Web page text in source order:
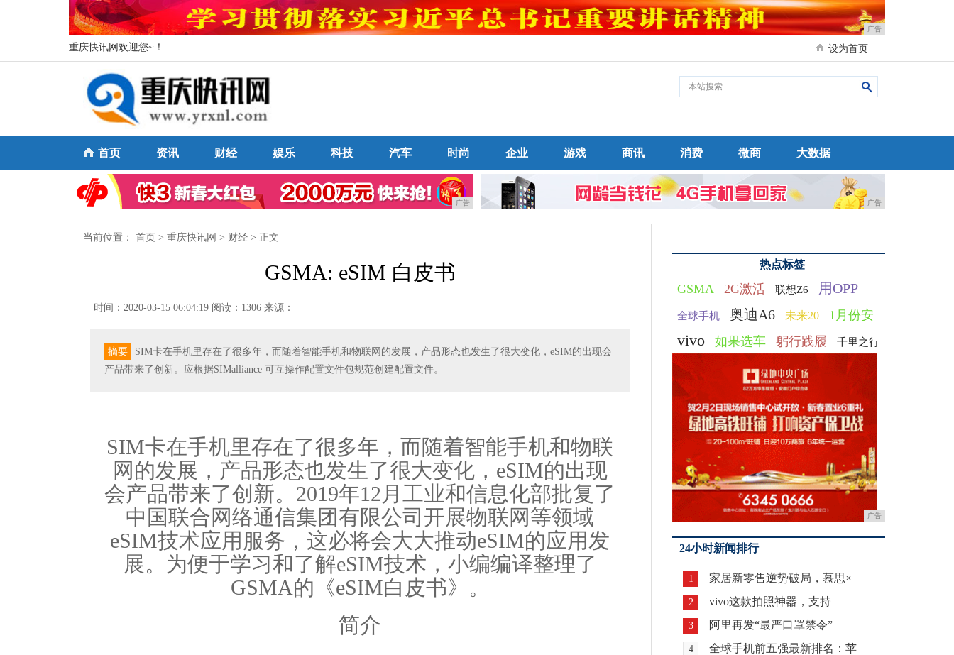
广告
重庆快讯网欢迎您~！ 设为首页
首页 资讯 财经 娱乐 科技 汽车 时尚 企业 游戏 商讯 消费 微商 大数据
广告 广告
当前位置： 首页 > 重庆快讯网 > 财经 > 正文
GSMA: eSIM 白皮书
时间：2020-03-15 06:04:19 阅读：1306 来源：
摘要
SIM卡在手机里存在了很多年，而随着智能手机和物联网的发展，产品形态也发生了很大变化，eSIM的出现会
产品带来了创新。应根据SIMalliance 可互操作配置文件包规范创建配置文件。
SIM卡在手机里存在了很多年，而随着智能手机和物联
网的发展，产品形态也发生了很大变化，eSIM的出现
会产品带来了创新。2019年12月工业和信息化部批复了
中国联合网络通信集团有限公司开展物联网等领域
eSIM技术应用服务，这必将会大大推动eSIM的应用发
展。为便于学习和了解eSIM技术，小编编译整理了
GSMA的《eSIM白皮书》。
简介
热点标签
GSMA 2G激活 联想Z6 用OPP
全球手机 奥迪A6 未来20 1月份安
vivo 如果选车 躬行践履 千里之行
广告
24小时新闻排行
1 家居新零售逆势破局，慕思×
2 vivo这款拍照神器，支持
3 阿里再发“最严口罩禁令”
4 全球手机前五强最新排名：苹